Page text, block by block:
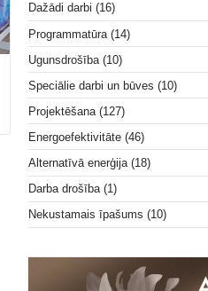
Dažādi darbi (16)
Programmatūra (14)
Ugunsdrošība (10)
Speciālie darbi un būves (10)
Projektēšana (127)
Energoefektivitāte (46)
Alternatīvā enerģija (18)
Darba drošība (1)
Nekustamais īpašums (10)